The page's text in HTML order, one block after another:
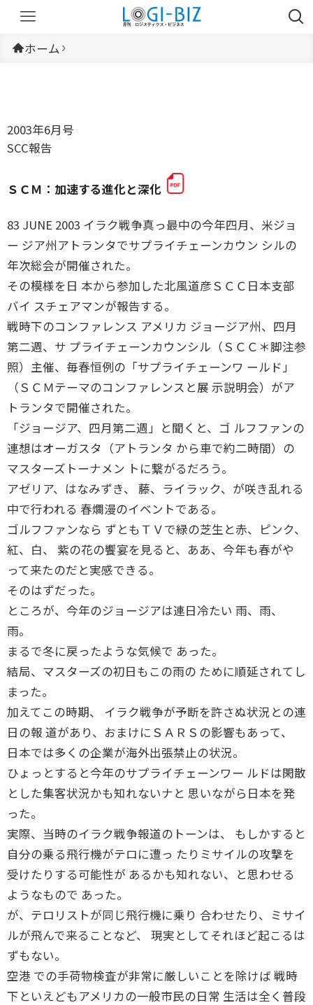
ホーム
2003年6月号
SCC報告
ＳＣＭ：加速する進化と深化
83 JUNE 2003 イラク戦争真っ最中の今年四月、米ジョ
ー ジア州アトランタでサプライチェーンカウン シルの
年次総会が開催された。
その模様を日 本から参加した北風道彦ＳＣＣ日本支部
バイ スチェアマンが報告する。
戦時下のコンファレンス アメリカ ジョージア州、四月
第二週、サ プライチェーンカウンシル（ＳＣＣ＊脚注参
照）主催、毎春恒例の「サプライチェーンワ ールド」
（ＳＣＭテーマのコンファレンスと展 示説明会）がア
トランタで開催された。
「ジョージア、四月第二週」と聞くと、ゴ ルフファンの
連想はオーガスタ（アトランタ から車で約二時間）の
マスターズトーナメン トに繋がるだろう。
アゼリア、はなみずき、 藤、ライラック、が咲き乱れる
中で行われる 春爛漫のイベントである。
ゴルフファンなら ずともＴＶで緑の芝生と赤、ピンク、
紅、白、 紫の花の饗宴を見ると、ああ、今年も春がや
って来たのだと実感できる。
そのはずだった。
ところが、今年のジョージアは連日冷たい 雨、雨、
雨。
まるで冬に戻ったような気候で あった。
結局、マスターズの初日もこの雨の ために順延されてし
まった。
加えてこの時期、 イラク戦争が予断を許さぬ状況との連
日の報 道があり、おまけにＳＡＲＳの影響もあって、
日本では多くの企業が海外出張禁止の状況。
ひょっとすると今年のサプライチェーンワー ルドは閑散
とした集客状況かも知れないナと 思いながら日本を発
った。
実際、当時のイラク戦争報道のトーンは、 もしかすると
自分の乗る飛行機がテロに遭っ たりミサイルの攻撃を
受けたりする可能性が あるかも知れない、と思わせる
ようなもので あった。
が、テロリストが同じ飛行機に乗り 合わせたり、ミサイ
ルが飛んで来ることなど、 現実としてそれほど起こるは
ずもない。
空港 での手荷物検査が非常に厳しいことを除けば 戦時
下といえどもアメリカの一般市民の日常 生活は全く普段